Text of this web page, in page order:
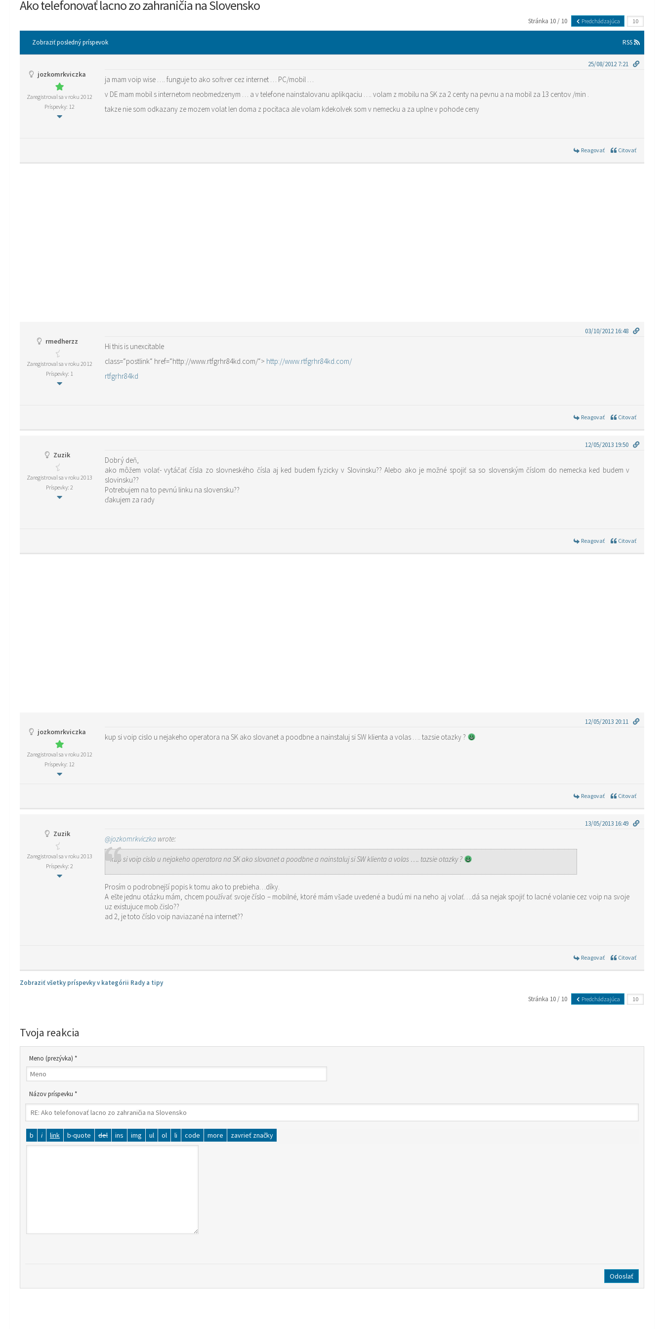
Ako telefonovať lacno zo zahraničia na Slovensko
Stránka 10 / 10 Predchádzajúca
Zobraziť posledný príspevok RSS
jozkomrkviczka
Zaregistroval sa v roku 2012
Príspevky: 12
25/08/2012 7:21
ja mam voip wise …. funguje to ako softver cez internet … PC/mobil …
v DE mam mobil s internetom neobmedzenym … a v telefone nainstalovanu aplikqaciu …. volam z mobilu na SK za 2 centy na pevnu a na mobil za 13 centov /min .
takze nie som odkazany ze mozem volat len doma z pocitaca ale volam kdekolvek som v nemecku a za uplne v pohode ceny
Reagovať Citovať
rmedherzz
Zaregistroval sa v roku 2012
Príspevky: 1
03/10/2012 16:48
Hi this is unexcitable
class=“postlink“ href=“http://www.rtfgrhr84kd.com/“> http://www.rtfgrhr84kd.com/
rtfgrhr84kd
Reagovať Citovať
Zuzik
Zaregistroval sa v roku 2013
Príspevky: 2
12/05/2013 19:50
Dobrý deň,
ako môžem volať- vytáčať čísla zo slovneského čísla aj ked budem fyzicky v Slovinsku?? Alebo ako je možné spojiť sa so slovenským číslom do nemecka ked budem v
slovinsku??
Potrebujem na to pevnú linku na slovensku??
ďakujem za rady
Reagovať Citovať
jozkomrkviczka
Zaregistroval sa v roku 2012
Príspevky: 12
12/05/2013 20:11
kup si voip cislo u nejakeho operatora na SK ako slovanet a poodbne a nainstaluj si SW klienta a volas …. tazsie otazky ?
Reagovať Citovať
Zuzik
Zaregistroval sa v roku 2013
Príspevky: 2
13/05/2013 16:49
@jozkomrkviczka wrote:
kup si voip cislo u nejakeho operatora na SK ako slovanet a poodbne a nainstaluj si SW klienta a volas …. tazsie otazky ?
Prosím o podrobnejší popis k tomu ako to prebieha…díky.
A ešte jednu otázku mám, chcem používať svoje číslo – mobilné, ktoré mám všade uvedené a budú mi na neho aj volať….dá sa nejak spojiť to lacné volanie cez voip na svoje
uz existujuce mob.čislo??
ad 2, je toto číslo voip naviazané na internet??
Reagovať Citovať
Zobraziť všetky príspevky v kategórii Rady a tipy
Stránka 10 / 10
Predchádzajúca
Tvoja reakcia
Meno (prezývka) *
Názov príspevku *